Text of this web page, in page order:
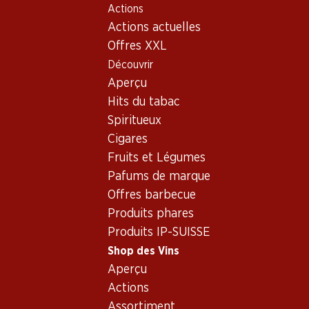
Actions
Actions actuelles
Offres XXL
Découvrir
Aperçu
Hits du tabac
Spiritueux
Cigares
Fruits et Légumes
Pafums de marque
Offres barbecue
Produits phares
Produits IP-SUISSE
Shop des Vins
Aperçu
Actions
Shop des Vins
France
Bordeaux
Château Léoville Poyferré 2e Grand Cru Classé Saint-Julien
Exclusivité web !
Recto